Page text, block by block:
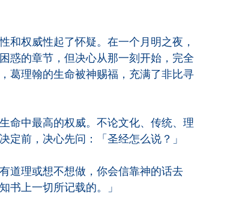
权威性起了怀疑。在一个月明之夜，
惑的章节，但决心从那一刻开始，完全
葛理翰的生命被神赐福，充满了非比寻
中最高的权威。不论文化、传统、理
定前，决心先问：「圣经怎么说？」
理或想不想做，你会信靠神的话去
书上一切所记载的。」